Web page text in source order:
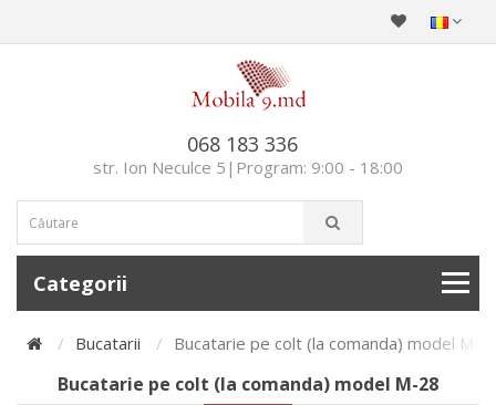
068 183 336
str. Ion Neculce 5|Program: 9:00 - 18:00
Categorii
Bucatarii Bucatarie pe colt (la comanda) model М-
Bucatarie pe colt (la comanda) model М-28